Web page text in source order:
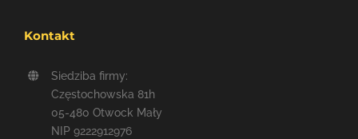
Kontakt
Siedziba firmy:
Częstochowska 81h
05-480 Otwock Mały
NIP 9222912976